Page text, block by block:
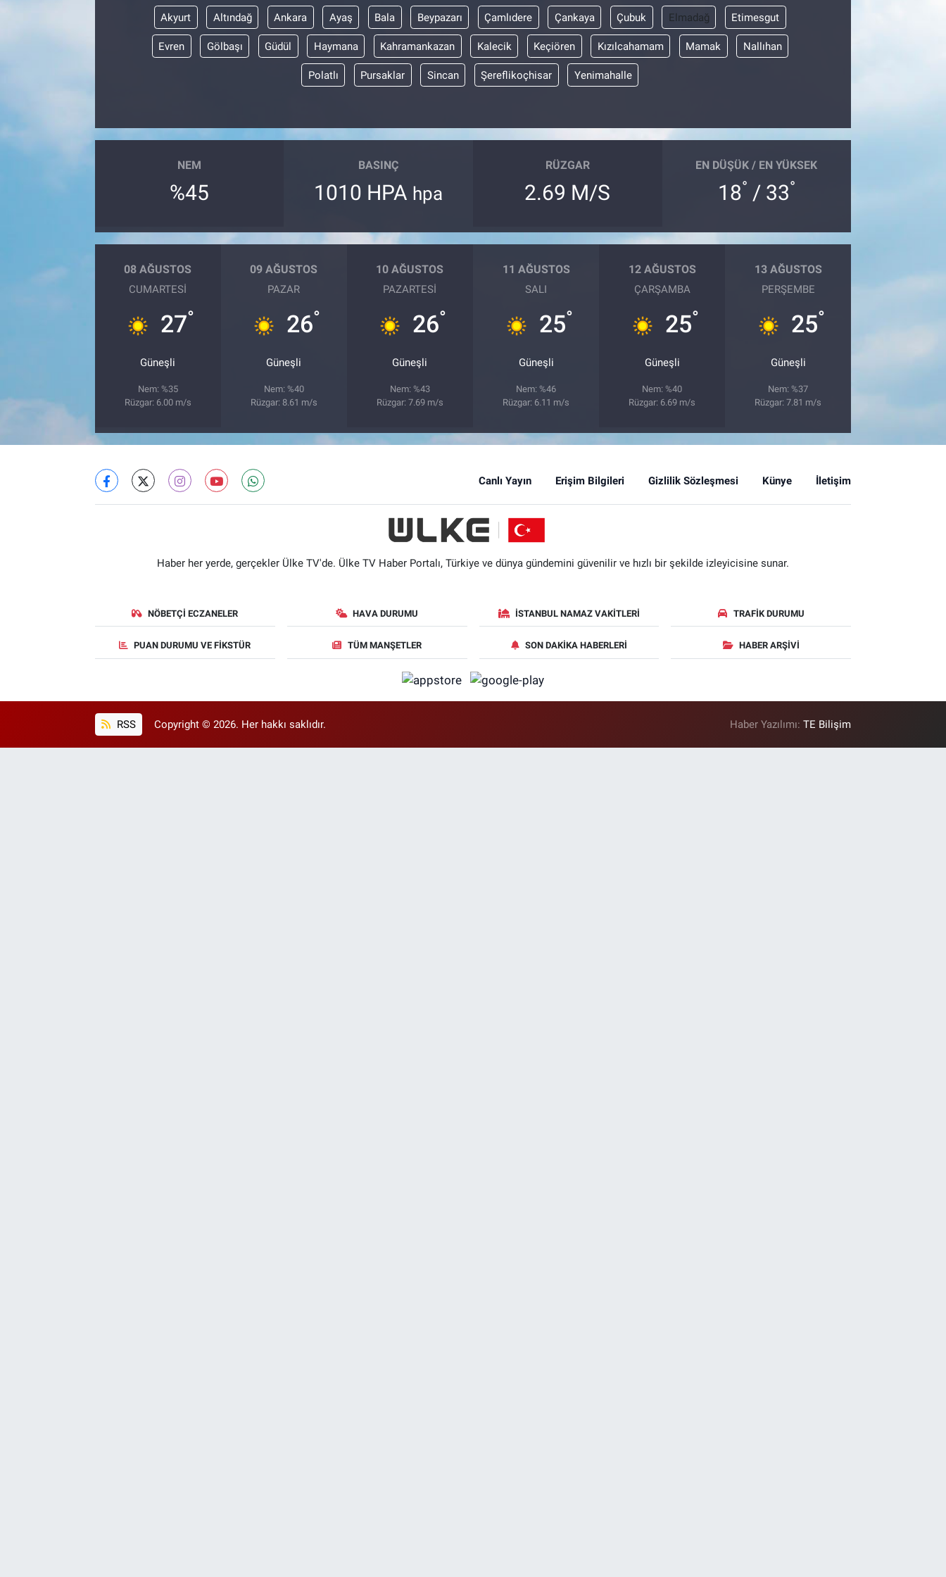
Akyurt Altındağ Ankara Ayaş Bala Beypazarı Çamlıdere Çankaya Çubuk Elmadağ Etimesgut
Evren Gölbaşı Güdül Haymana Kahramankazan Kalecik Keçiören Kızılcahamam Mamak Nallıhan
Polatlı Pursaklar Sincan Şereflikoçhisar Yenimahalle
NEM
%45
BASINÇ
1010 HPA hpa
RÜZGAR
2.69 M/S
EN DÜŞÜK / EN YÜKSEK
18° / 33°
08 AĞUSTOS
CUMARTESI
27°
Güneşli
Nem: %35
Rüzgar: 6.00 m/s
09 AĞUSTOS
PAZAR
26°
Güneşli
Nem: %40
Rüzgar: 8.61 m/s
10 AĞUSTOS
PAZARTESI
26°
Güneşli
Nem: %43
Rüzgar: 7.69 m/s
11 AĞUSTOS
SALI
25°
Güneşli
Nem: %46
Rüzgar: 6.11 m/s
12 AĞUSTOS
ÇARŞAMBA
25°
Güneşli
Nem: %40
Rüzgar: 6.69 m/s
13 AĞUSTOS
PERŞEMBE
25°
Güneşli
Nem: %37
Rüzgar: 7.81 m/s
Canlı Yayın Erişim Bilgileri Gizlilik Sözleşmesi Künye İletişim
Haber her yerde, gerçekler Ülke TV'de. Ülke TV Haber Portalı, Türkiye ve dünya gündemini güvenilir ve hızlı bir şekilde izleyicisine sunar.
NÖBETÇI ECZANELER HAVA DURUMU İSTANBUL NAMAZ VAKITLERI TRAFIK DURUMU
PUAN DURUMU VE FIKSTÜR TÜM MANŞETLER SON DAKIKA HABERLERI HABER ARŞIVI
RSS Copyright © 2026. Her hakkı saklıdır. Haber Yazılımı:TE Bilişim